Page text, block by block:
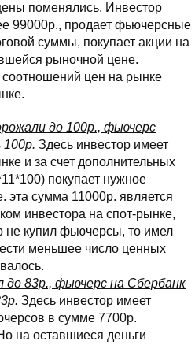
поменялись. Инвестор
99000р., продает фьючерсные
суммы, покупает акции на
рыночной цене.
цен на рынке
до 100р., фьючерс
Здесь инвестор имеет
и за счет дополнительных
покупает нужное
эта сумма 11000р. является
инвестора на спот-рынке,
не купил фьючерсы, то имел
меньшее число ценных
до 83р., фьючерс на Сбербанк
Здесь инвестор имеет
в сумме 7700р.
на оставшиеся деньги